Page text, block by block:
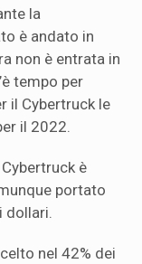
la
è andato in
non è entrata in
tempo per
il Cybertruck le
il 2022.
è
portato
dollari.
nel 42% dei